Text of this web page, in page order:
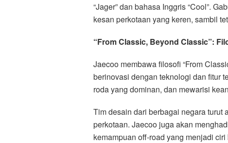
“Jager” dan bahasa Inggris “Cool”.
kesan perkotaan yang keren, sambil
“From Classic, Beyond Classic”:
Jaecoo membawa filosofi “From
berinovasi dengan teknologi dan fitur
roda yang dominan, dan mewarisi
Tim desain dari berbagai negara turut
perkotaan. Jaecoo juga akan
kemampuan off-road yang menjadi ciri